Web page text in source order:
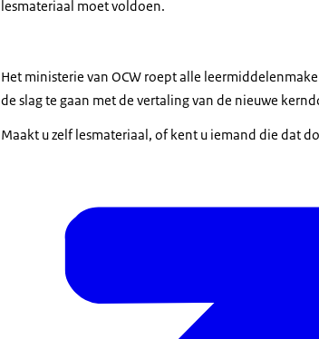
lesmateriaal moet voldoen.
Het ministerie van OCW roept alle
de slag te gaan met de vertaling van de nieuwe
Maakt u zelf lesmateriaal, of kent u iemand die dat